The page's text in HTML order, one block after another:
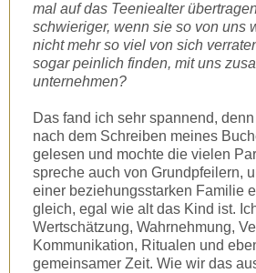
mal auf das Teeniealter
schwieriger, wenn sie so von uns
nicht mehr so viel von sich
sogar peinlich finden, mit uns
unternehmen?
Das fand ich sehr spannend,
nach dem Schreiben meines
gelesen und mochte die vielen
spreche auch von Grundpfeilern,
einer beziehungsstarken Familie
gleich, egal wie alt das Kind ist.
Wertschätzung, Wahrnehmung,
Kommunikation, Ritualen und
gemeinsamer Zeit. Wie wir das